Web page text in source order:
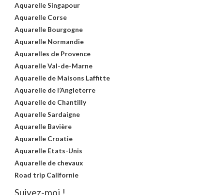
Aquarelle Singapour
Aquarelle Corse
Aquarelle Bourgogne
Aquarelle Normandie
Aquarelles de Provence
Aquarelle Val-de-Marne
Aquarelle de Maisons Laffitte
Aquarelle de l’Angleterre
Aquarelle de Chantilly
Aquarelle Sardaigne
Aquarelle Bavière
Aquarelle Croatie
Aquarelle Etats-Unis
Aquarelle de chevaux
Road trip Californie
Suivez-moi !